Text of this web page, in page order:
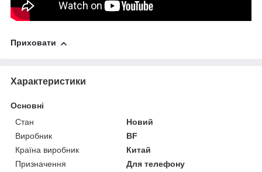
Приховати
Характеристики
Основні
Стан
Новий
Виробник
BF
Країна виробник
Китай
Призначення
Для телефону